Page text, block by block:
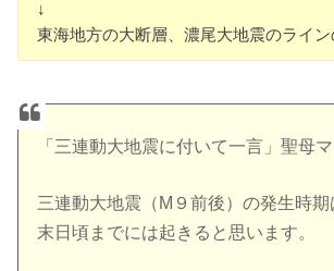
↓
東海地方の大断層、濃尾大地震のライ
「三連動大地震に付いて一言」聖母
三連動大地震（M９前後）の発生時期
末日頃までには起きると思います。